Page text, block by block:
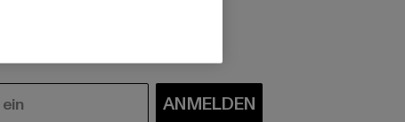
ANMELDEN